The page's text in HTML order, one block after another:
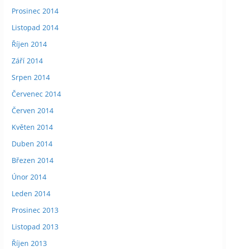
Prosinec 2014
Listopad 2014
Říjen 2014
Září 2014
Srpen 2014
Červenec 2014
Červen 2014
Květen 2014
Duben 2014
Březen 2014
Únor 2014
Leden 2014
Prosinec 2013
Listopad 2013
Říjen 2013